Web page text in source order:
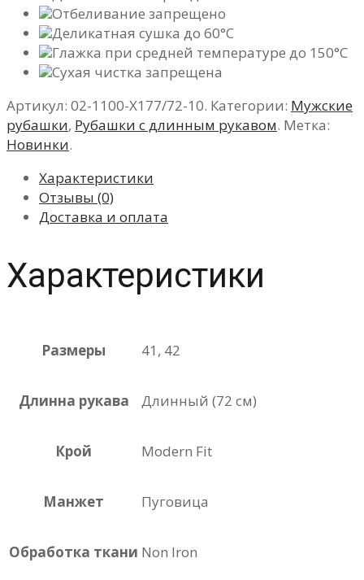
Отбеливание запрещено
Деликатная сушка до 60°C
Глажка при средней температуре до 150°C
Сухая чистка запрещена
Артикул: 02-1100-X177/72-10. Категории: Мужские
рубашки, Рубашки с длинным рукавом. Метка:
Новинки.
Характеристики
Отзывы (0)
Доставка и оплата
Характеристики
Размеры 41, 42
Длинна рукава Длинный (72 см)
Крой Modern Fit
Манжет Пуговица
Обработка ткани Non Iron